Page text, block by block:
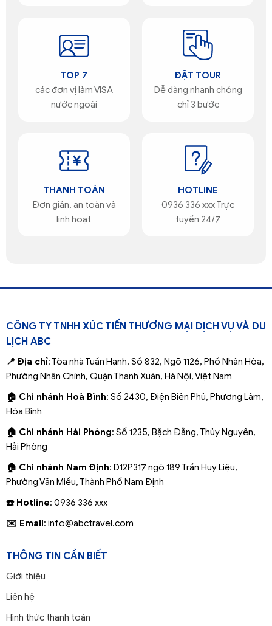
TOP 7
các đơn vị làm VISA
nước ngoài
ĐẶT TOUR
Dễ dàng nhanh chóng
chỉ 3 bước
THANH TOÁN
Đơn giản, an toàn và
linh hoạt
HOTLINE
0936 336 xxx Trực
tuyến 24/7
CÔNG TY TNHH XÚC TIẾN THƯƠNG MẠI DỊCH VỤ VÀ DU
LỊCH ABC
📍 Địa chỉ: Tòa nhà Tuấn Hạnh, Số 832, Ngõ 1126, Phố Nhân Hòa,
Phường Nhân Chính, Quận Thanh Xuân, Hà Nội, Việt Nam
🏠 Chi nhánh Hoà Bình: Số 2430, Điện Biên Phủ, Phương Lâm,
Hòa Bình
🏠 Chi nhánh Hải Phòng: Số 1235, Bặch Đằng, Thủy Nguyên,
Hải Phòng
🏠 Chi nhánh Nam Định: D12P317 ngõ 189 Trần Huy Liệu,
Phường Văn Miếu, Thành Phố Nam Định
☎️ Hotline: 0936 336 xxx
✉️ Email : info@abctravel.com
THÔNG TIN CẦN BIẾT
Giới thiệu
Liên hệ
Hình thức thanh toán